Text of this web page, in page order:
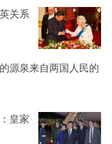
关系
源泉来自两国人民的
皇家